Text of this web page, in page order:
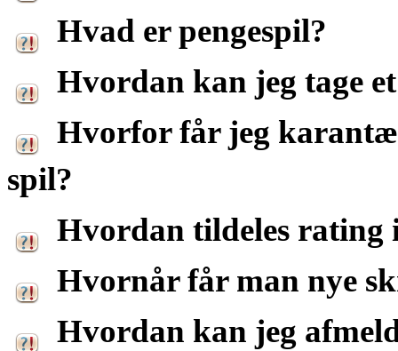
Hvad er pengespil?
Hvordan kan jeg tage
Hvorfor får jeg
spil?
Hvordan tildeles rating
Hvornår får man nye
Hvordan kan jeg